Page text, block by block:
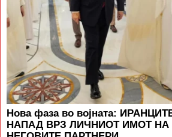
Нова фаза во војната:
НАПАД ВРЗ ЛИЧНИОТ ИМОТ НА